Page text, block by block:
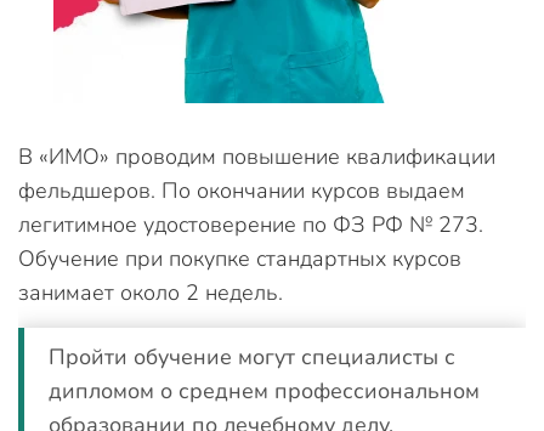
В «ИМО» проводим повышение квалификации
фельдшеров. По окончании курсов выдаем
легитимное удостоверение по ФЗ РФ № 273.
Обучение при покупке стандартных курсов
занимает около 2 недель.
Пройти обучение могут специалисты с
дипломом о среднем профессиональном
образовании по лечебному делу.